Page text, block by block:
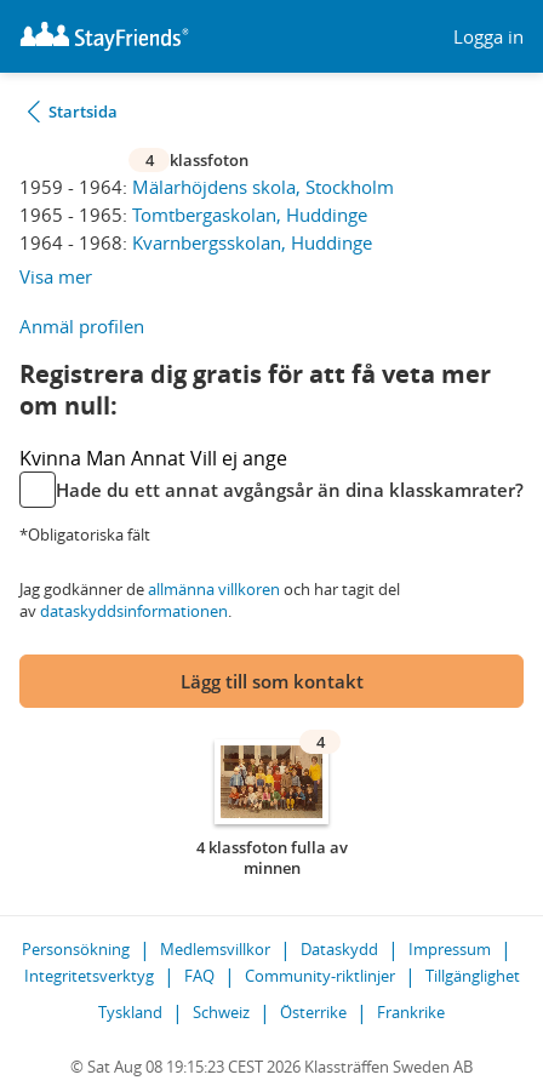
Logga in
Startsida
1959 - 1964: Mälarhöjdens skola, Stockholm
1965 - 1965: Tomtbergaskolan, Huddinge
1964 - 1968: Kvarnbergsskolan, Huddinge
Visa mer
4 klassfoton
Anmäl profilen
Registrera dig gratis för att få veta mer
om null:
Kvinna Man AnnatVill ej ange
Hade du ett annat avgångsår än dina klasskamrater?
*Obligatoriska fält
Jag godkänner deallmänna villkoren och har tagit del
avdataskyddsinformationen.
Lägg till som kontakt
4
4 klassfoton fulla av
minnen
Personsökning Medlemsvillkor Dataskydd
Impressum
Integritetsverktyg
FAQ Community-riktlinjer
Tillgänglighet
Tyskland
Schweiz Österrike Frankrike
© Sat Aug 08 19:15:23 CEST 2026 Klassträffen Sweden AB